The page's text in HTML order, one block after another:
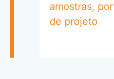
amostras,
de projeto